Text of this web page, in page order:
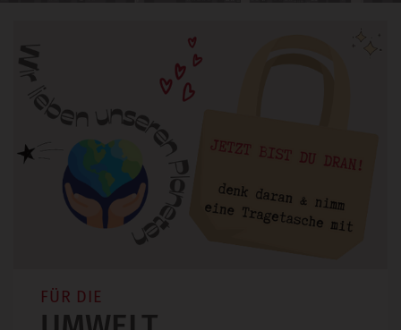
FÜR DIE